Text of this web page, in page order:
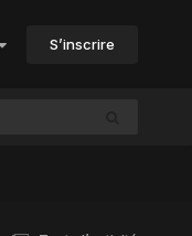
S’inscrire